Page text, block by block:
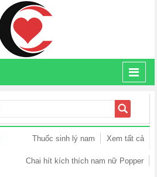
Xem tất cả
Thuốc sinh lý nam
Chai hít kích thích nam nữ Popper